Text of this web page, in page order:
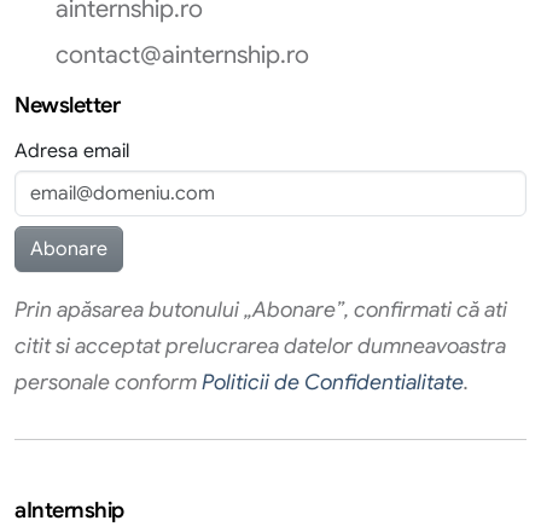
ainternship.ro
contact@ainternship.ro
Newsletter
Adresa email
Prin apăsarea butonului „Abonare”, confirmati că ati
citit si acceptat prelucrarea datelor dumneavoastra
personale conformPoliticii de Confidentialitate.
aInternship